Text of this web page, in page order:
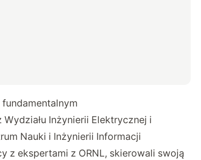
Inżynierii Elektrycznej i
Nauki i Inżynierii Informacji
z ekspertami z ORNL, skierowali swoją